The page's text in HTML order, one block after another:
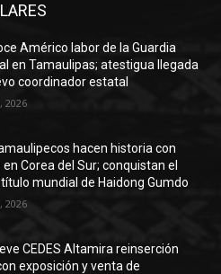
Américo labor de la Guardia
en Tamaulipas; atestigua llegada
coordinador estatal
2026
hacen historia con
en Corea del Sur; conquistan el
mundial de Haidong Gumdo
2026
CEDES Altamira reinserción
exposición y venta de